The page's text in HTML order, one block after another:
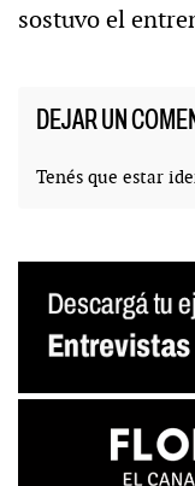
sostuvo el
DEJAR UN
Tenés que estar